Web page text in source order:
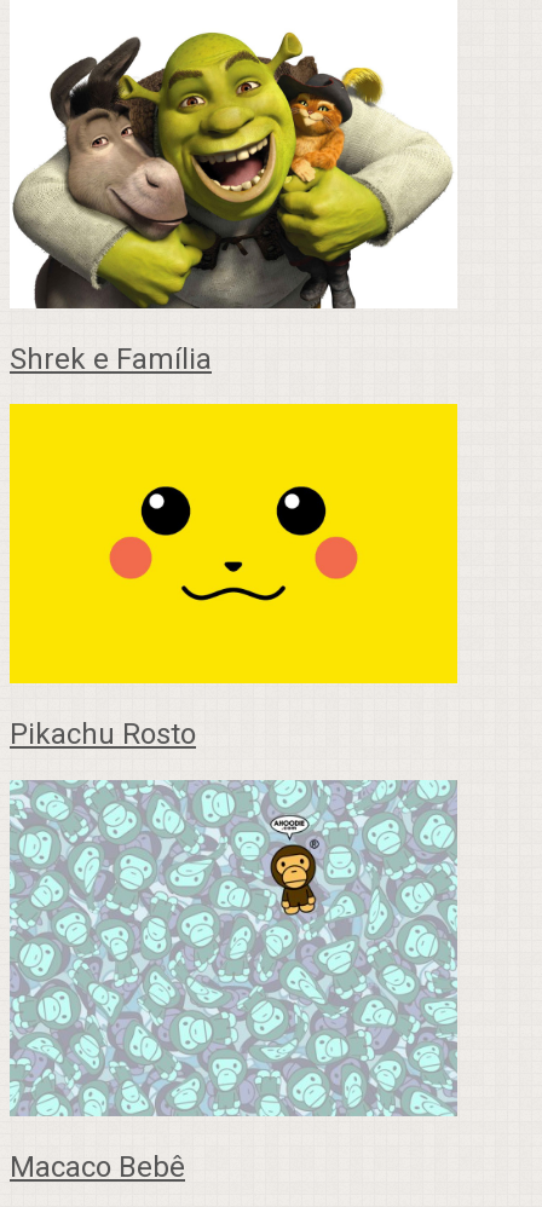
Shrek e Família
Pikachu Rosto
Macaco Bebê